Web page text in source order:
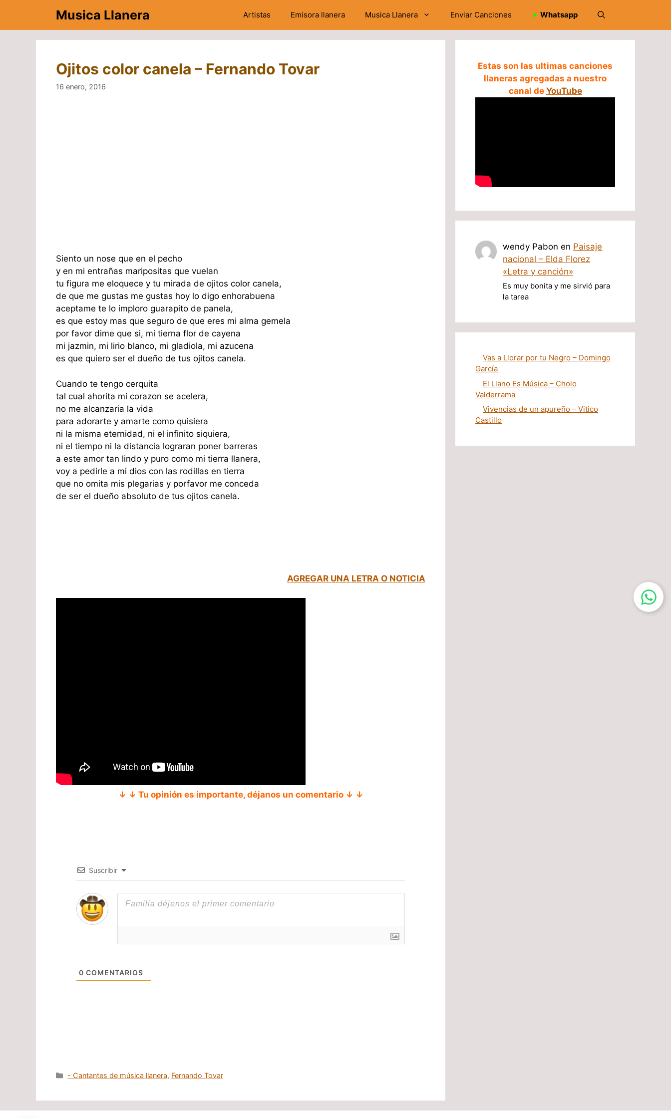
contenido
Musica Llanera Artistas Emisora llanera Musica Llanera Enviar Canciones ➤ Whatsapp
Ojitos color canela – Fernando Tovar
16 enero, 2016
Siento un nose que en el pecho
y en mi entrañas maripositas que vuelan
tu figura me eloquece y tu mirada de ojitos color canela,
de que me gustas me gustas hoy lo digo enhorabuena
aceptame te lo imploro guarapito de panela,
es que estoy mas que seguro de que eres mi alma gemela
por favor dime que si, mi tierna flor de cayena
mi jazmin, mi lirio blanco, mi gladiola, mi azucena
es que quiero ser el dueño de tus ojitos canela.
Cuando te tengo cerquita
tal cual ahorita mi corazon se acelera,
no me alcanzaria la vida
para adorarte y amarte como quisiera
ni la misma eternidad, ni el infinito siquiera,
ni el tiempo ni la distancia lograran poner barreras
a este amor tan lindo y puro como mi tierra llanera,
voy a pedirle a mi dios con las rodillas en tierra
que no omita mis plegarias y porfavor me conceda
de ser el dueño absoluto de tus ojitos canela.
AGREGAR UNA LETRA O NOTICIA
↓ ↓ Tu opinión es importante, déjanos un comentario ↓ ↓
Suscribir
0 COMENTARIOS
Categorías
- Cantantes de música llanera, Fernando Tovar
Estas son las ultimas canciones
llaneras agregadas a nuestro
canal de YouTube
wendy Pabon en Paisaje
nacional – Elda Florez
«Letra y canción»
Es muy bonita y me sirvió para
la tarea
Vas a Llorar por tu Negro – Domingo
García
El Llano Es Música – Cholo
Valderrama
Vivencias de un apureño – Vitico
Castillo